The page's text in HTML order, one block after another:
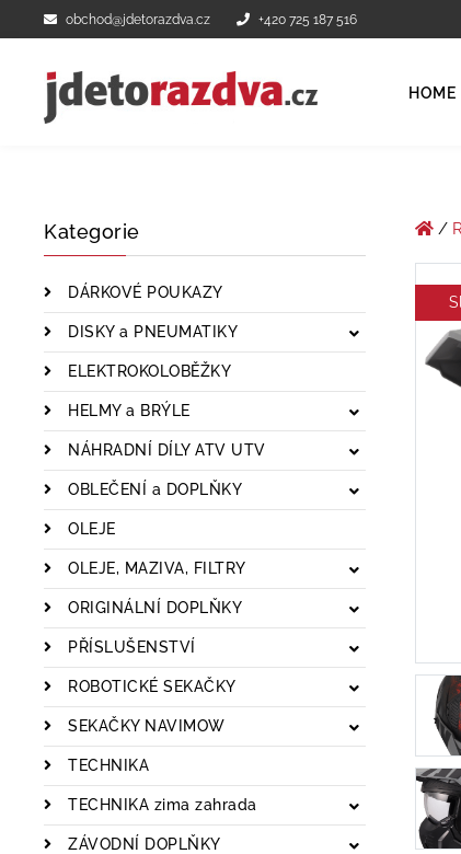
obchod@jdetorazdva.cz +420 725 187 516
HOME
Kategorie
DÁRKOVÉ POUKAZY
DISKY a PNEUMATIKY
ELEKTROKOLOBĚŽKY
HELMY a BRÝLE
NÁHRADNÍ DÍLY ATV UTV
OBLEČENÍ a DOPLŇKY
OLEJE
OLEJE, MAZIVA, FILTRY
ORIGINÁLNÍ DOPLŇKY
PŘÍSLUŠENSTVÍ
ROBOTICKÉ SEKAČKY
SEKAČKY NAVIMOW
TECHNIKA
TECHNIKA zima zahrada
ZÁVODNÍ DOPLŇKY
/